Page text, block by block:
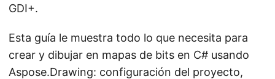
GDI+.
Esta guía le muestra todo lo que necesita para
crear y dibujar en mapas de bits en C# usando
Aspose.Drawing: configuración del proyecto,